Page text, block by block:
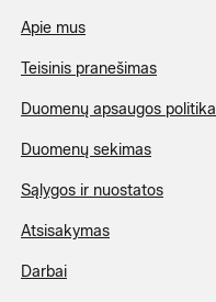
Apie mus
Teisinis pranešimas
Duomenų apsaugos politika
Duomenų sekimas
Sąlygos ir nuostatos
Atsisakymas
Darbai